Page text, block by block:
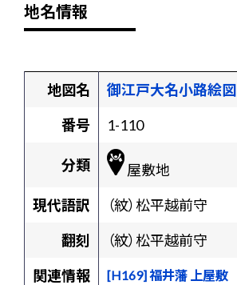
地名情報
地図名
御江戸大名小路絵図
番号
1-110
分類
屋敷地
現代語訳
（紋）松平越前守
翻刻
（紋）松平越前守
関連情報
[H169] 福井藩 上屋敷